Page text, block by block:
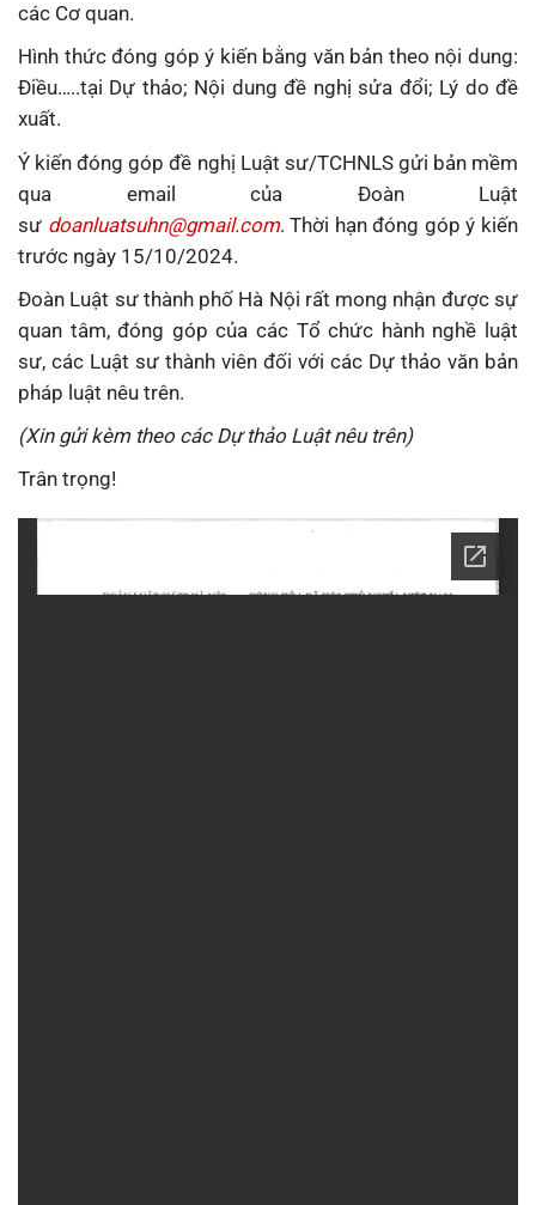
các Cơ quan.
Hình thức đóng góp ý kiến bằng văn bản theo nội dung:
Điều…..tại Dự thảo; Nội dung đề nghị sửa đổi; Lý do đề
xuất.
Ý kiến đóng góp đề nghị Luật sư/TCHNLS gửi bản mềm
qua email của Đoàn Luật
sư doanluatsuhn@gmail.com. Thời hạn đóng góp ý kiến
trước ngày 15/10/2024.
Đoàn Luật sư thành phố Hà Nội rất mong nhận được sự
quan tâm, đóng góp của các Tổ chức hành nghề luật
sư, các Luật sư thành viên đối với các Dự thảo văn bản
pháp luật nêu trên.
(Xin gửi kèm theo các Dự thảo Luật nêu trên)
Trân trọng!